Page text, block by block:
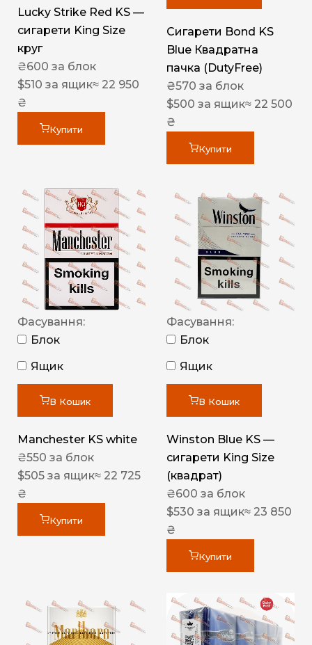
Lucky Strike Red KS —
сигарети King Size
круг
₴600 за блок
$510 за ящик≈ 22 950
₴
Купити
Сигарети Bond KS
Blue Квадратна
пачка (DutyFree)
₴570 за блок
$500 за ящик≈ 22 500
₴
Купити
Фасування:
Блок
Ящик
В Кошик
Manchester KS white
₴550 за блок
$505 за ящик≈ 22 725
₴
Купити
Фасування:
Блок
Ящик
В Кошик
Winston Blue KS —
сигарети King Size
(квадрат)
₴600 за блок
$530 за ящик≈ 23 850
₴
Купити